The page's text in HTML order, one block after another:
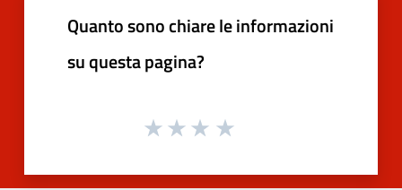
Quanto sono chiare le informazioni
su questa pagina?